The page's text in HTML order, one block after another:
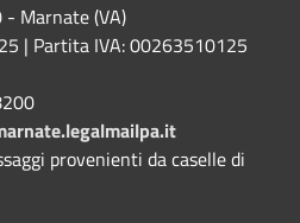
Marnate (VA)
| Partita IVA: 00263510125
provenienti da caselle di